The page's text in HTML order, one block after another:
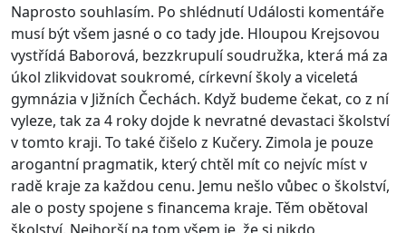
Naprosto souhlasím. Po shlédnutí Události komentáře
musí být všem jasné o co tady jde. Hloupou Krejsovou
vystřídá Baborová, bezzkrupulí soudružka, která má za
úkol zlikvidovat soukromé, církevní školy a viceletá
gymnázia v Jižních Čechách. Když budeme čekat, co z ní
vyleze, tak za 4 roky dojde k nevratné devastaci školství
v tomto kraji. To také čišelo z Kučery. Zimola je pouze
arogantní pragmatik, který chtěl mít co nejvíc míst v
radě kraje za každou cenu. Jemu nešlo vůbec o školství,
ale o posty spojene s financema kraje. Těm obětoval
školství. Nejhorší na tom všem je, že si nikdo